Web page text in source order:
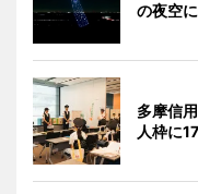
の夜空
多摩信
人枠に